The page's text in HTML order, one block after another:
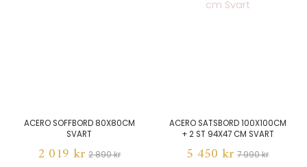
ACERO SOFFBORD 80X80CM
SVART
2 019 kr 2 890 kr
ACERO SATSBORD 100X100CM
+ 2 ST 94X47 CM SVART
5 450 kr 7 990 kr